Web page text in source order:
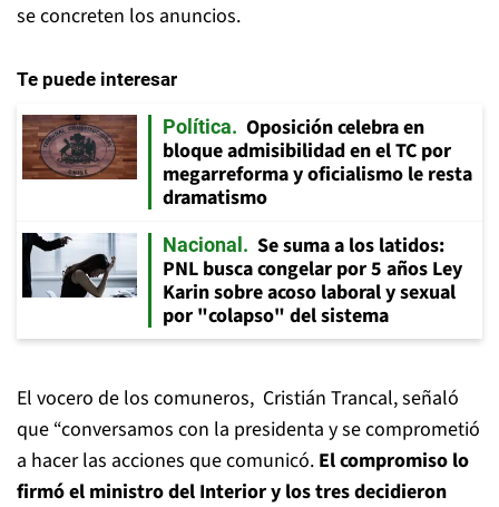
se concreten los anuncios.
Te puede interesar
Política
Oposición celebra en
bloque admisibilidad en el TC por
megarreforma y oficialismo le resta
dramatismo
Nacional
Se suma a los latidos:
PNL busca congelar por 5 años Ley
Karin sobre acoso laboral y sexual
por "colapso" del sistema
El vocero de los comuneros, Cristián Trancal, señaló
que “conversamos con la presidenta y se comprometió
a hacer las acciones que comunicó. El compromiso lo
firmó el ministro del Interior y los tres decidieron